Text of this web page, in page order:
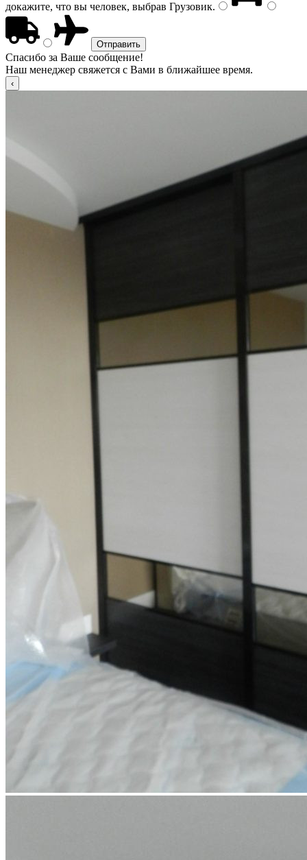
докажите, что вы человек, выбрав Грузовик.
Спасибо за Ваше сообщение!
Наш менеджер свяжется с Вами в ближайшее время.